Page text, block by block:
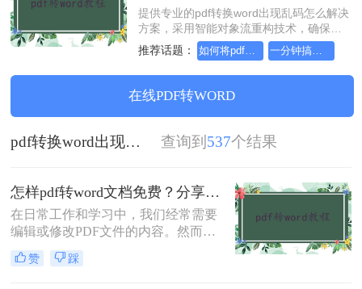
提供专业的pdf转换word出现乱码怎么解决
方案，采用智能对象流重构技术，确保文
档1:1高保真还原且排版不乱码。支持一键
批量处理，全链路 SSL 加密保障隐私安
全。助您快速实现pdf转换word出现乱码怎
么解决，无需安装，高效办公。
推荐话题： 如何将pdf转换为word，分享一种简单的方法
在线PDF转WORD
pdf转换word出现乱码怎么解决 查询到 537个结果
怎样pdf转word文档免费？分享这3种转换方法!
在日常工作和学习中，我们经常需要
编辑或修改PDF文件的内容。然而，
由于PDF格式的只读特性，直接编辑
并不容易。那么怎样pdf转word文档免
赞 踩